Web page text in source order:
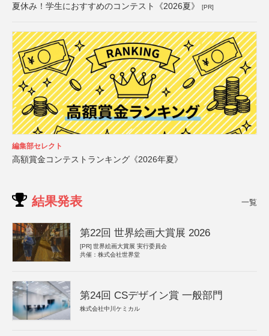
夏休み！学生におすすめのコンテスト《2026夏》 [PR]
編集部セレクト
高額賞金コンテストランキング《2026年夏》
結果発表 一覧
第22回 世界絵画大賞展 2026
[PR] 世界絵画大賞展 実行委員会
共催：株式会社世界堂
第24回 CSデザイン賞 一般部門
株式会社中川ケミカル